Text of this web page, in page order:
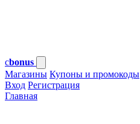
cbonus
Магазины Купоны и промокоды
Вход Регистрация
Главная